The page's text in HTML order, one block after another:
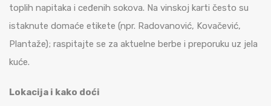
toplih napitaka i ceđenih sokova. Na vinskoj karti često su
istaknute domaće etikete (npr. Radovanović, Kovačević,
Plantaže); raspitajte se za aktuelne berbe i preporuku uz jela
kuće.
Lokacija i kako doći